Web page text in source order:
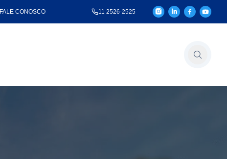
FALE CONOSCO 11 2526-2525